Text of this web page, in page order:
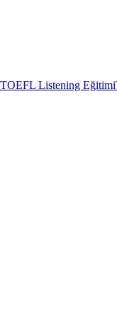
TOEFL Listening Eğitimi